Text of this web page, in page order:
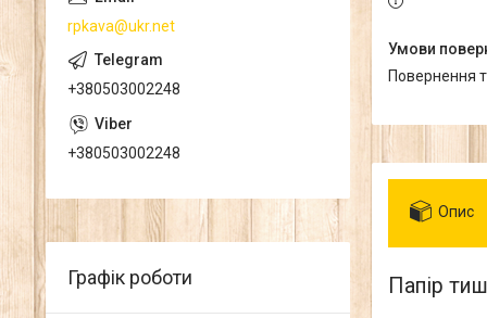
повернення
Опис
Папір
rpkava@ukr.net
+380503002248
+380503002248
Графік роботи